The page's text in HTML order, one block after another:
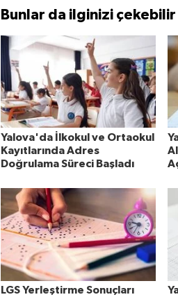
Bunlar da ilginizi çekebilir
Yalova'da İlkokul ve Ortaokul
Kayıtlarında Adres
Doğrulama Süreci Başladı
LGS Yerleştirme Sonuçları